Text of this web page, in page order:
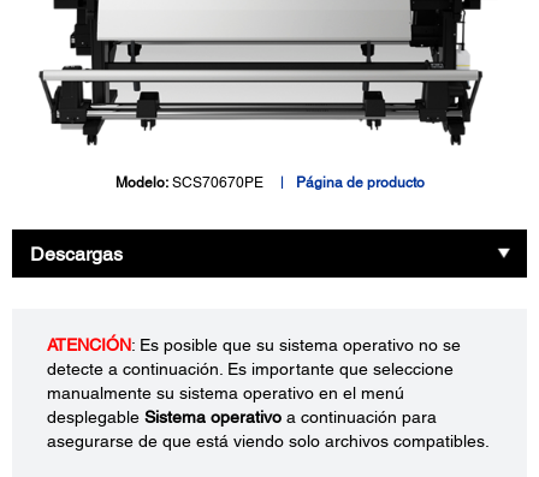
Modelo: SCS70670PE Página de producto
Descargas
ATENCIÓN: Es posible que su sistema operativo no se
detecte a continuación. Es importante que seleccione
manualmente su sistema operativo en el menú
desplegable Sistema operativo a continuación para
asegurarse de que está viendo solo archivos compatibles.